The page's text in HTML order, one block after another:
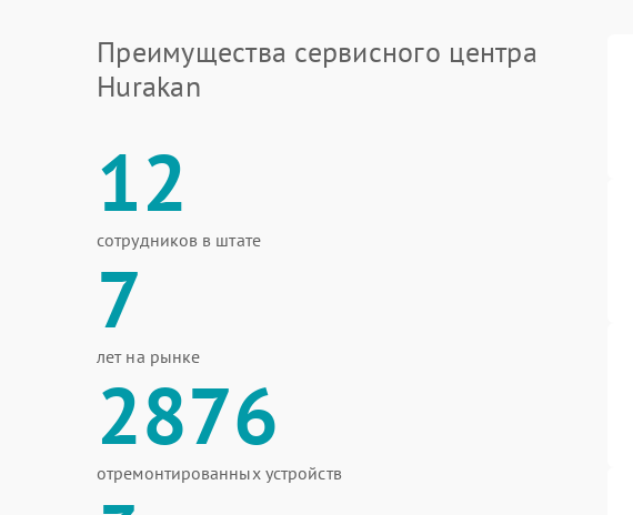
Преимущества сервисного центра
Hurakan
12
сотрудников в штате
7
лет на рынке
2876
отремонтированных устройств